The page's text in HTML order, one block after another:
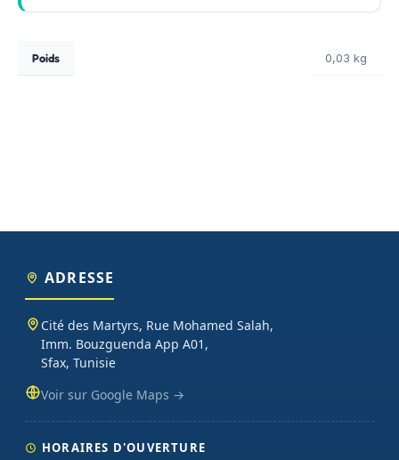
Poids 0,03 kg
ADRESSE
Cité des Martyrs, Rue Mohamed Salah,
Imm. Bouzguenda App A01,
Sfax, Tunisie
Voir sur Google Maps →
HORAIRES D'OUVERTURE